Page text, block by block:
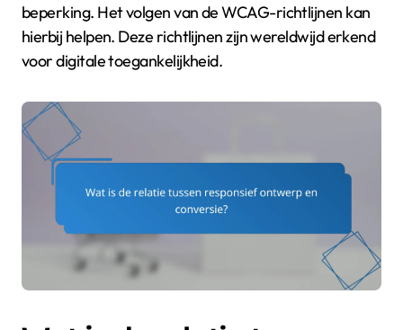
beperking. Het volgen van de WCAG-richtlijnen kan
hierbij helpen. Deze richtlijnen zijn wereldwijd erkend
voor digitale toegankelijkheid.